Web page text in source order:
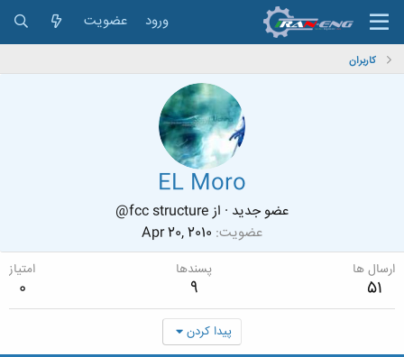
ورود عضویت
کاربران
EL Moro
عضو جدید · از fcc structure@
عضویت Apr 20, 2010
ارسال ها
51
پسندها
9
امتیاز
0
پیدا کردن